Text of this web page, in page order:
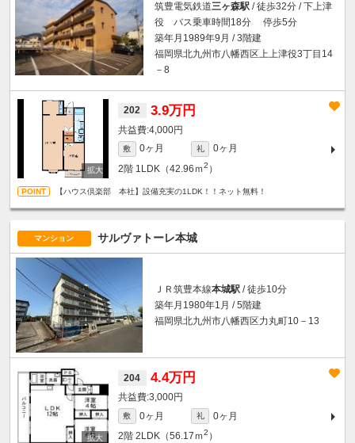
筑豊電気鉄道三ヶ森駅 / 徒歩32分 / 下上津
役 バス乗車時間18分 停歩5分
築年月1989年9月 / 3階建
福岡県北九州市八幡西区上上津役3丁目14
－8
202 3.9万円
4,000円
敷 0ヶ月 礼
0ヶ月
2階 1LDK（42.96ｍ2 ）
【ハウス倶楽部 本社】設備充実の1LDK！！ネット無料！
マンション サルヴァトーレ本城
ＪＲ筑豊本線本城駅 / 徒歩10分
築年月1980年1月 / 5階建
福岡県北九州市八幡西区力丸町10－13
204 4.4万円
3,000円
敷 0ヶ月 礼
0ヶ月
2階 2LDK（56.17ｍ2 ）